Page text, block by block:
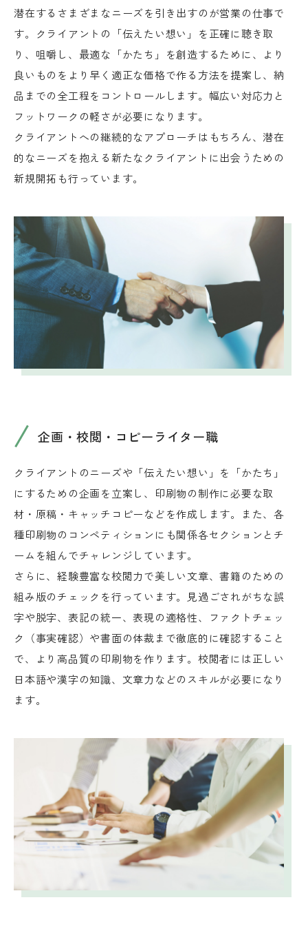
潜在するさまざまなニーズを引き出すのが営業の仕事で
す。クライアントの「伝えたい想い」を正確に聴き取
り、咀嚼し、最適な「かたち」を創造するために、より
良いものをより早く適正な価格で作る方法を提案し、納
品までの全工程をコントロールします。幅広い対応力と
フットワークの軽さが必要になります。
クライアントへの継続的なアプローチはもちろん、潜在
的なニーズを抱える新たなクライアントに出会うための
新規開拓も行っています。
企画・校閲・コピーライター職
クライアントのニーズや「伝えたい想い」を「かたち」
にするための企画を立案し、印刷物の制作に必要な取
材・原稿・キャッチコピーなどを作成します。また、各
種印刷物のコンペティションにも関係各セクションとチ
ームを組んでチャレンジしています。
さらに、経験豊富な校閲力で美しい文章、書籍のための
組み版のチェックを行っています。見過ごされがちな誤
字や脱字、表記の統一、表現の適格性、ファクトチェッ
ク（事実確認）や書面の体裁まで徹底的に確認すること
で、より高品質の印刷物を作ります。校閲者には正しい
日本語や漢字の知識、文章力などのスキルが必要になり
ます。